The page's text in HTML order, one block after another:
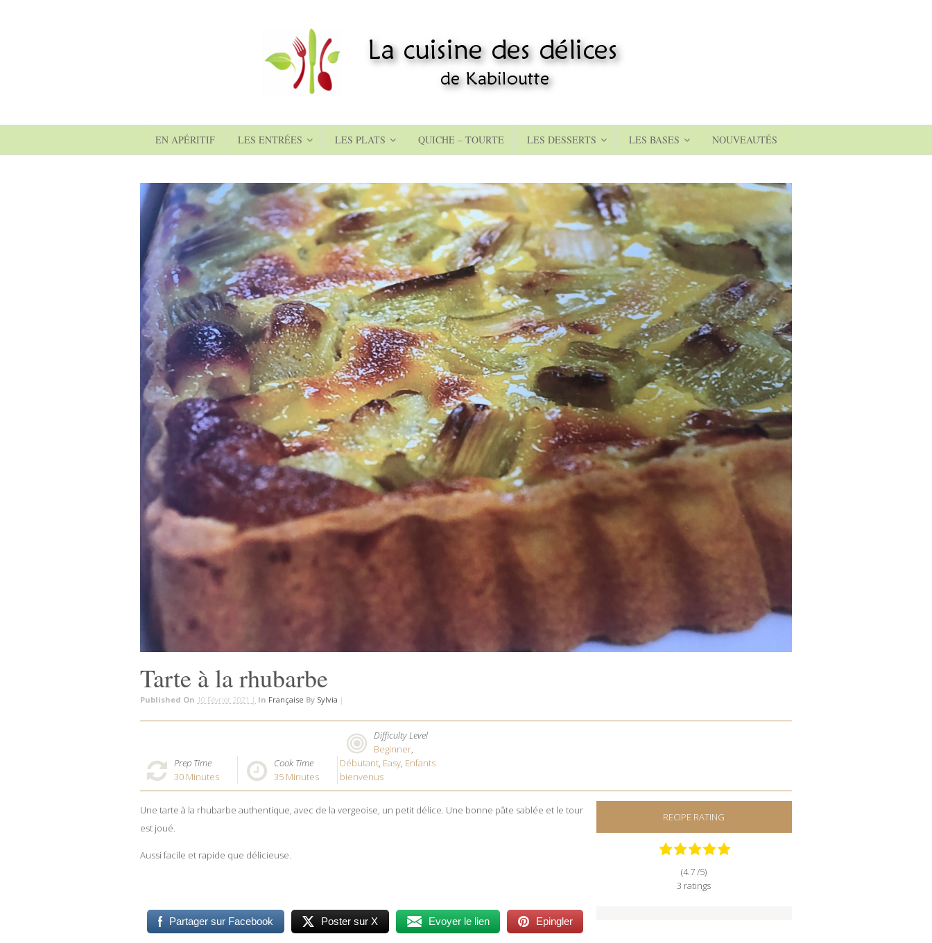
EN APÉRITIF LES ENTRÉES LES PLATS QUICHE – TOURTE LES DESSERTS LES BASES NOUVEAUTÉS
Tarte à la rhubarbe
Published On 10 Février 2021 | In Française By Sylvia |
Prep Time
30 Minutes
Cook Time
35 Minutes
Difficulty Level
Beginner,
Débutant, Easy, Enfants
bienvenus
Une tarte à la rhubarbe authentique, avec de la vergeoise, un petit délice. Une bonne pâte sablée et le tour
est joué.
Aussi facile et rapide que délicieuse.
Partager sur Facebook Poster sur X Evoyer le lien Epingler
RECIPE RATING
(4.7 /5)
3 ratings